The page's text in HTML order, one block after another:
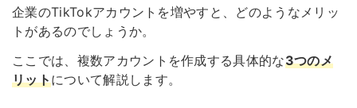
企業のTikTokアカウントを増やすと、どのようなメリッ
トがあるのでしょうか。
ここでは、複数アカウントを作成する具体的な3つのメ
リットについて解説します。